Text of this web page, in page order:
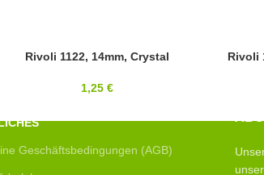
14MMRivoli 1122, 14mm, Crystal
1,25€
14MMRivoli
Geschäftsbedingungen (AGB)